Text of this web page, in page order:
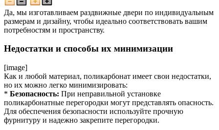
Да, мы изготавливаем раздвижные двери по индивидуальным
размерам и дизайну, чтобы идеально соответствовать вашим
потребностям и пространству.
Недостатки и способы их минимизации
[image]
Как и любой материал, поликарбонат имеет свои недостатки,
но их можно легко минимизировать:
* Безопасность: При неправильной установке
поликарбонатные перегородки могут представлять опасность.
Для обеспечения безопасности используйте прочную
фурнитуру и надежно закрепите перегородки.